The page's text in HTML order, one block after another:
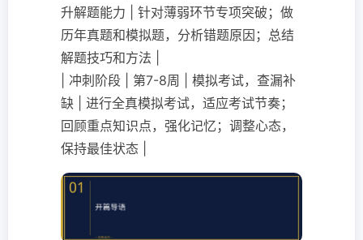
升解题能力 | 针对薄弱环节专项突破；做
历年真题和模拟题，分析错题原因；总结
解题技巧和方法 |
| 冲刺阶段 | 第7-8周 | 模拟考试，查漏补
缺 | 进行全真模拟考试，适应考试节奏；
回顾重点知识点，强化记忆；调整心态，
保持最佳状态 |